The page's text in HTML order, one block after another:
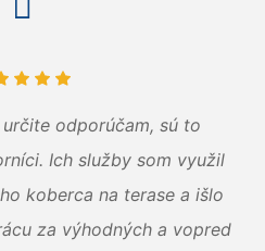
odporúčam, sú to
Ich služby som využil
koberca na terase a išlo
za výhodných a vopred